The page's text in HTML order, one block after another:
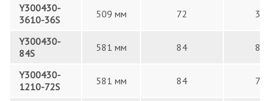
Y300430-
3610-36S
509 мм 72 36
Y300430-
84S
581 мм 84 84
Y300430-
1210-72S
581 мм 84 72